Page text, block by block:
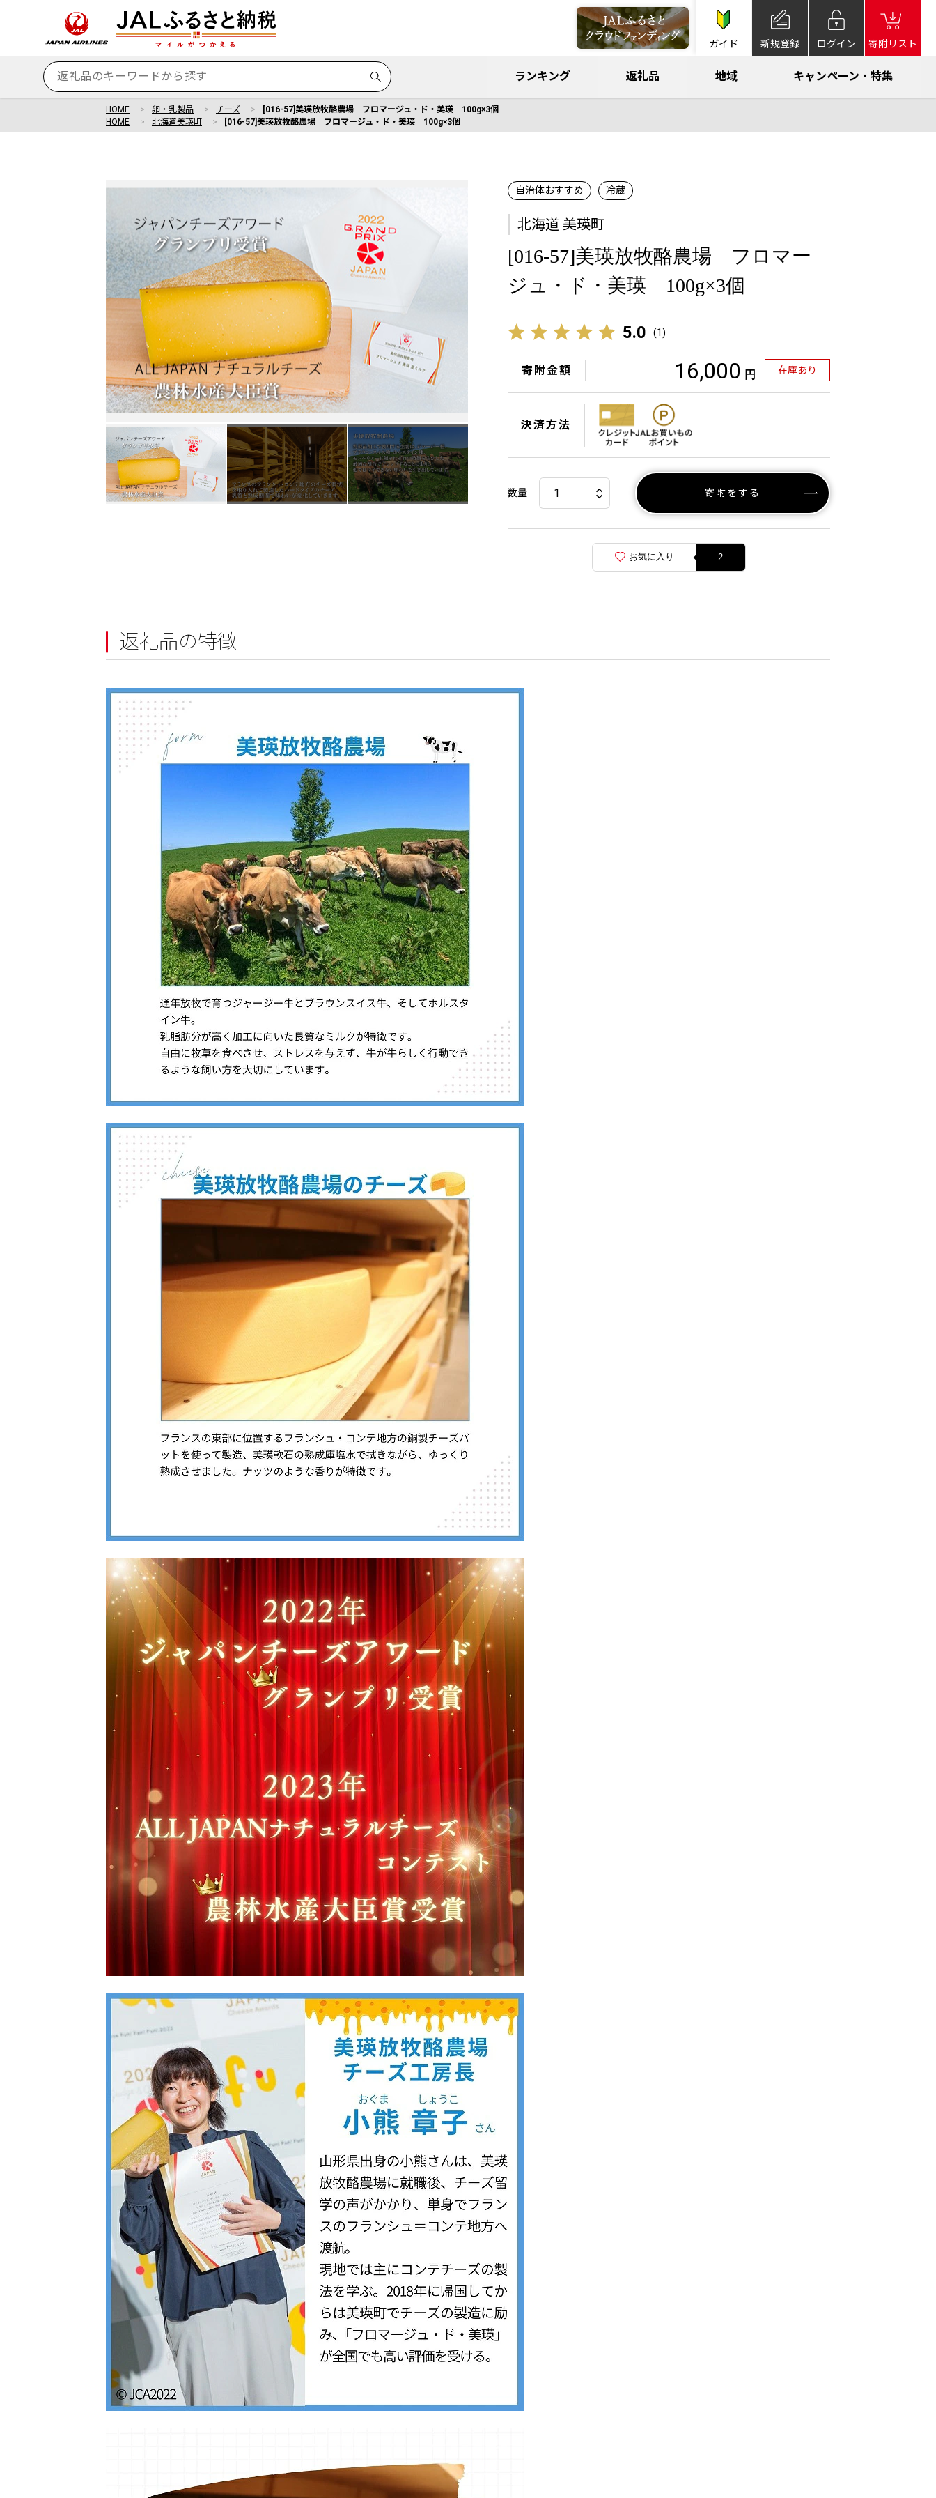
ガイド 新規登録 ログイン 寄附リスト
ランキング 返礼品 地域 キャンペーン・特集
HOME 卵・乳製品 チーズ
[016-57]美瑛放牧酪農場 フロマージュ・ド・美瑛 100g×3個
HOME
北海道美瑛町 [016-57]美瑛放牧酪農場 フロマージュ・ド・美瑛 100g×3個
自治体おすすめ 冷蔵
北海道 美瑛町
[016-57]美瑛放牧酪農場 フロマー
ジュ・ド・美瑛 100g×3個
5.0 (1)
寄附金額 16,000 円 在庫あり
決済方法
数量 寄附をする
お気に入り 2
返礼品の特徴